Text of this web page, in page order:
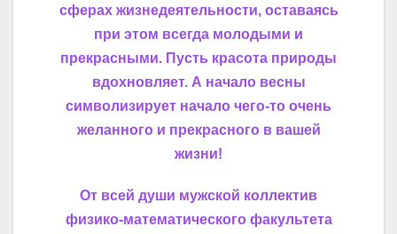
сферах жизнедеятельности, оставаясь
при этом всегда молодыми и
прекрасными. Пусть красота природы
вдохновляет. А начало весны
символизирует начало чего-то очень
желанного и прекрасного в вашей
жизни!
От всей души мужской коллектив
физико-математического факультета